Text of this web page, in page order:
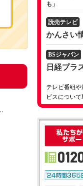
も」
読売テレビ
かんさい
BSジャパン
日経プラ
テレビ番組
ビスについて